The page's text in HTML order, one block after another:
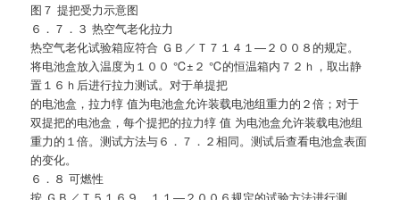
图７ 提把受力示意图
６．７．３ 热空气老化拉力
热空气老化试验箱应符合 ＧＢ／Ｔ７１４１—２００８的规定。
将电池盒放入温度为１００ ℃±２ ℃的恒温箱内７２ｈ，取出静
置１６ｈ后进行拉力测试。对于单提把
的电池盒，拉力犉 值为电池盒允许装载电池组重力的２倍；对于
双提把的电池盒，每个提把的拉力犉 值 为电池盒允许装载电池组
重力的１倍。测试方法与６．７．２相同。测试后查看电池盒表面
的变化。
６．８ 可燃性